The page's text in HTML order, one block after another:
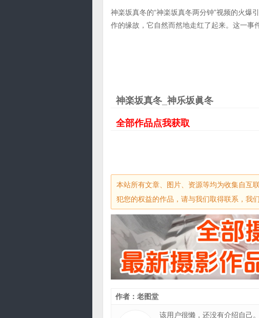
神楽坂真冬的“神楽坂真冬两分钟”视频的火爆
作的缘故，它自然而然地走红了起来。这一事
神楽坂真冬_神乐坂眞冬
全部作品点我获取
本站所有文章、图片、资源等均为收集自互
犯您的权益的作品，请与我们取得联系，我
作者：老图堂
该用户很懒，还没有介绍自己。